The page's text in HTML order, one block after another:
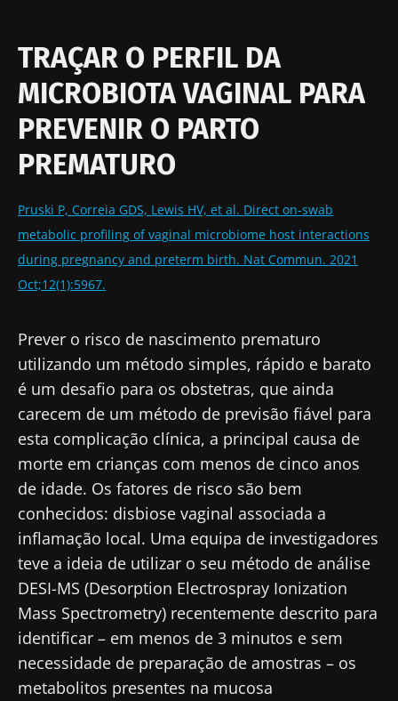
Prof Markku Voutilainen
26 Julho 2022
12 Agosto 2024
TRAÇAR O PERFIL DA
MICROBIOTA VAGINAL PARA
PREVENIR O PARTO
PREMATURO
Pruski P, Correia GDS, Lewis HV, et al. Direct on-swab
metabolic profiling of vaginal microbiome host interactions
during pregnancy and preterm birth. Nat Commun. 2021
Oct;12(1):5967.
Prever o risco de nascimento prematuro
utilizando um método simples, rápido e barato
é um desafio para os obstetras, que ainda
carecem de um método de previsão fiável para
esta complicação clínica, a principal causa de
morte em crianças com menos de cinco anos
de idade. Os fatores de risco são bem
conhecidos: disbiose vaginal associada a
inflamação local. Uma equipa de investigadores
teve a ideia de utilizar o seu método de análise
DESI-MS (Desorption Electrospray Ionization
Mass Spectrometry) recentemente descrito para
identificar – em menos de 3 minutos e sem
necessidade de preparação de amostras – os
metabolitos presentes na mucosa